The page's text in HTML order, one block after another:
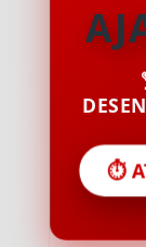
⏱️